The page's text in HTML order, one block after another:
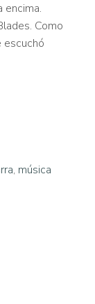
encima.
Como
escuchó
, música